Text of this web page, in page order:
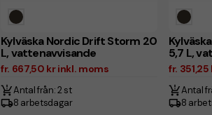
Kylväska Nordic Drift Storm 20
L, vattenavvisande
fr. 667,50 kr inkl. moms
Antal från: 2 st
8 arbetsdagar
5,7 L,
fr.
Antal
8